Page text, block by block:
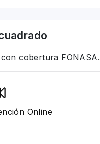
cobertura FONASA.
Online